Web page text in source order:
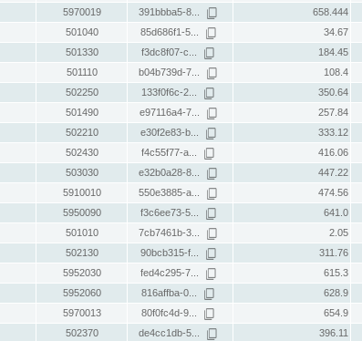
5970019 391bbba5-8... 658.444
501040 85d686f1-5... 34.67
501330 f3dc8f07-c... 184.45
501110 b04b739d-7... 108.4
502250 133f0f6c-2... 350.64
501490 e97116a4-7... 257.84
502210 e30f2e83-b... 333.12
502430 f4c55f77-a... 416.06
503030 e32b0a28-8... 447.22
5910010 550e3885-a... 474.56
5950090 f3c6ee73-5... 641.0
501010 7cb7461b-3... 2.05
502130 90bcb315-f... 311.76
5952030 fed4c295-7... 615.3
5952060 816affba-0... 628.9
5970013 80f0fc4d-9... 654.9
502370 de4cc1db-5... 396.11